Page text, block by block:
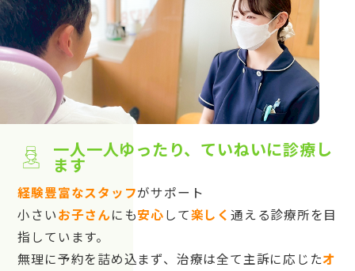
一人一人ゆったり、ていねいに診療し
ます
経験豊富なスタッフがサポート
小さいお子さんにも安心して楽しく 通える診療所を目
指しています。
無理に予約を詰め込まず、治療は全て主訴に応じたオ